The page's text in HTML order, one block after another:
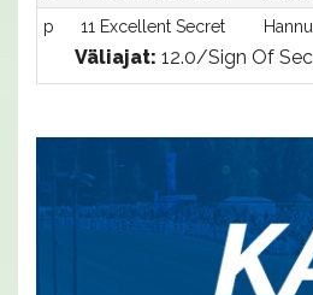
p
11 Excellent Secret
Väliajat: 12.0/Sign Of